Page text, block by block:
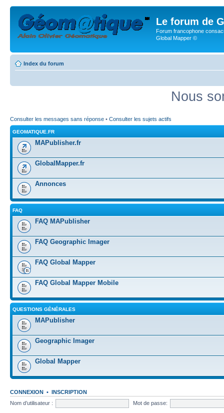
Le forum de
Forum francophone
Global Mapper ©
Index du forum
Nous
Consulter les messages sans réponse • Consulter les sujets actifs
GEOMATIQUE.FR
MAPublisher.fr
GlobalMapper.fr
Annonces
FAQ
FAQ MAPublisher
FAQ Geographic Imager
FAQ Global Mapper
FAQ Global Mapper Mobile
QUESTIONS GÉNÉRALES
MAPublisher
Geographic Imager
Global Mapper
CONNEXION • INSCRIPTION
Nom d’utilisateur :
Mot de passe: